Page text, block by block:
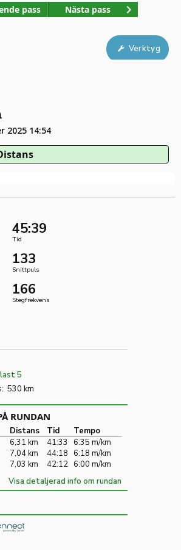
pass Nästa pass
2025 14:54
Verktyg
45:39
Tid
133
Snittpuls
166
Stegfrekvens
5
530 km
RUNDAN
Distans Tid
Tempo
6,31 km 41:33
6:35 m/km
7,04 km 44:18 6:18 m/km
7,03 km 42:12 6:00 m/km
Visa detaljerad info om rundan